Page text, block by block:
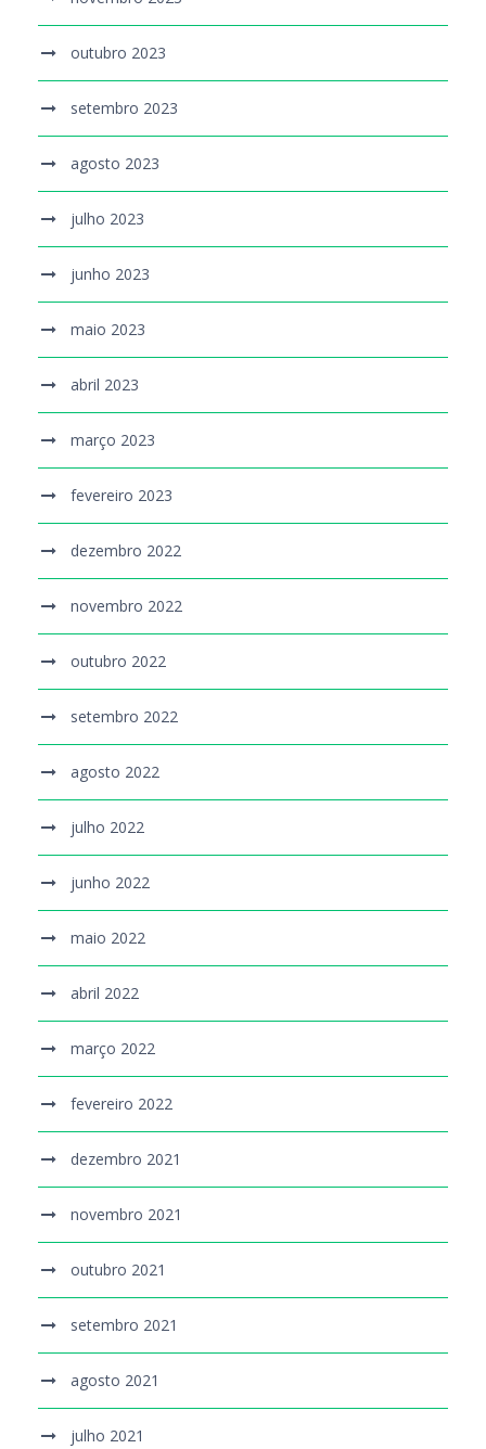
outubro 2023
setembro 2023
agosto 2023
julho 2023
junho 2023
maio 2023
abril 2023
março 2023
fevereiro 2023
dezembro 2022
novembro 2022
outubro 2022
setembro 2022
agosto 2022
julho 2022
junho 2022
maio 2022
abril 2022
março 2022
fevereiro 2022
dezembro 2021
novembro 2021
outubro 2021
setembro 2021
agosto 2021
julho 2021